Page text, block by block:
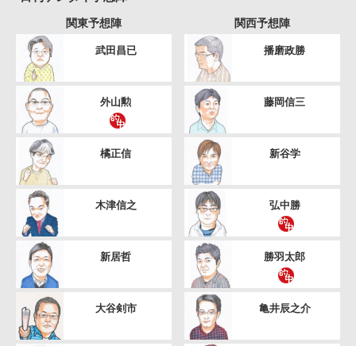
関東予想陣
武田昌已
外山勲
橘正信
木津信之
新居哲
大谷剣市
関西予想陣
播磨政勝
藤岡信三
新谷学
弘中勝
勝羽太郎
亀井辰之介